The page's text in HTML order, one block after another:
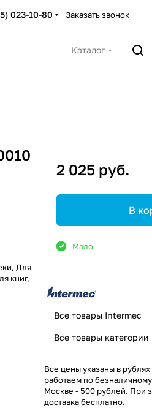
023-10-80 Заказать звонок
Каталог
Для
книг,
2 025 руб.
В
Мало
Все товары Intermec
Все товары категории
Все цены указаны в
работаем по
Москве - 500 рублей. При
доставка бесплатно.